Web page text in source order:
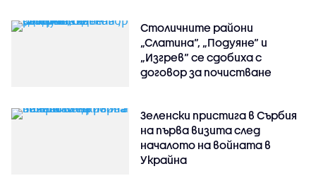
Столичните райони
„Слатина“, „Подуяне“ и
„Изгрев“ се сдобиха с
договор за почистване
Зеленски пристига в Сърбия
на първа визита след
началото на войната в
Украйна